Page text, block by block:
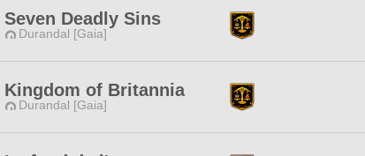
Seven Deadly Sins
Durandal [Gaia]
Kingdom of Britannia
Durandal [Gaia]